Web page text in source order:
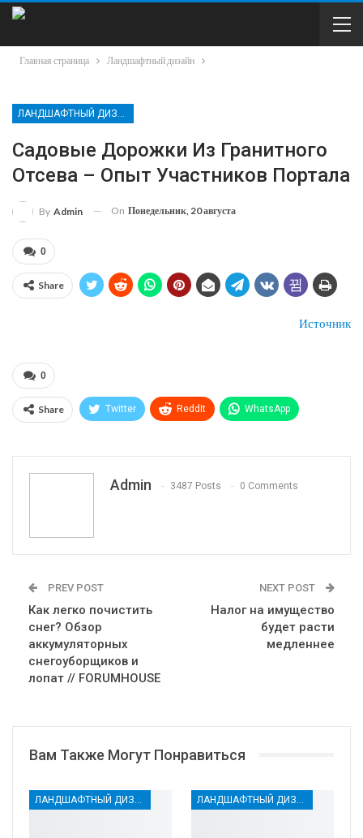
Главная страница Ландшафтный дизайн
Садовые Дорожки Из Гранитного
Отсева – Опыт Участников Портала
By Admin On Понедельник, 20 августа
0
Share
Источник
0
Share Twitter ReddIt WhatsApp
Admin 3487 Posts 0 Comments
PREV POST
Как легко почистить
снег? Обзор
аккумуляторных
снегоуборщиков и
лопат // FORUMHOUSE
NEXT POST
Налог на имущество
будет расти
медленнее
Вам Также Могут Понравиться